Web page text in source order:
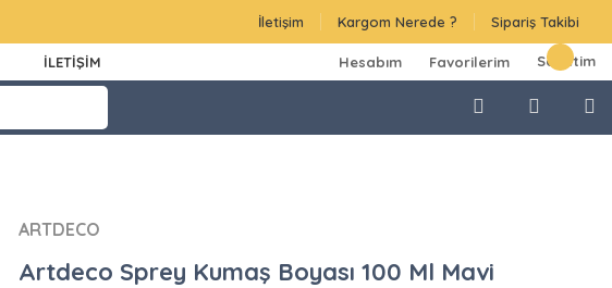
İletişim Kargom Nerede ? Sipariş Takibi
İLETİŞİM Hesabım Favorilerim Sepetim
ARTDECO
Artdeco Sprey Kumaş Boyası 100 Ml Mavi